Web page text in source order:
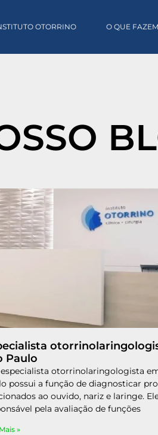
OTORRINO O QUE
Paulo
otorrinolaringologista
possui a função de diagnosticar
ao ouvido, nariz e laringe.
pela avaliação de funções
»